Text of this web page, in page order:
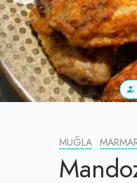
MUĞLA